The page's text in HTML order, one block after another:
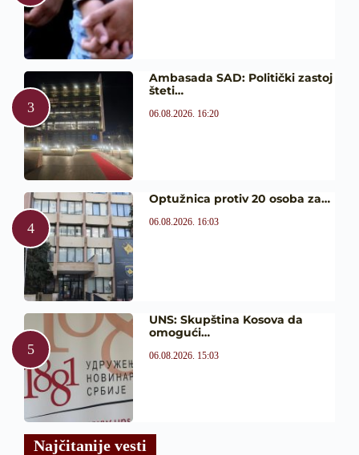
Ambasada SAD: Politički zastoj
šteti…
06.08.2026. 16:20
Optužnica protiv 20 osoba za…
06.08.2026. 16:03
UNS: Skupština Kosova da
omogući…
06.08.2026. 15:03
Najčitanije vesti